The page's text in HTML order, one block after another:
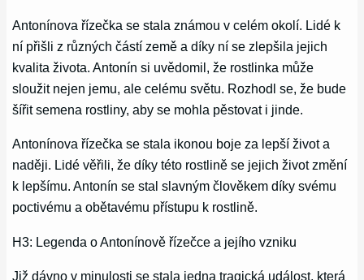
Antonínova řízečka se stala známou v celém okolí. Lidé k
ní přišli z různých částí země a díky ní se zlepšila jejich
kvalita života. Antonín si uvědomil, že rostlinka může
sloužit nejen jemu, ale celému světu. Rozhodl se, že bude
šířit semena rostliny, aby se mohla pěstovat i jinde.
Antonínova řízečka se stala ikonou boje za lepší život a
naději. Lidé věřili, že díky této rostlině se jejich život změní
k lepšímu. Antonín se stal slavným člověkem díky svému
poctivému a obětavému přístupu k rostlině.
H3: Legenda o Antonínově řízečce a jejího vzniku
Již dávno v minulosti se stala jedna tragická událost, která